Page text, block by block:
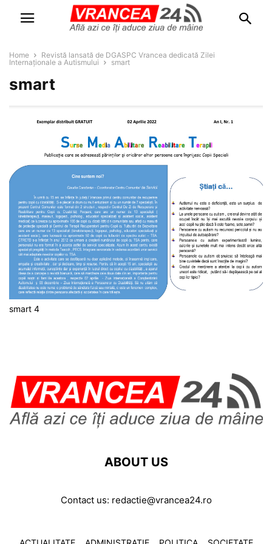
Home
Revistă lansată de DGASPC Vrancea dedicată Zilei
Internaționale a Autismului
smart
smart
smart 4
ABOUT US
Contact us: redactie@vrancea24.ro